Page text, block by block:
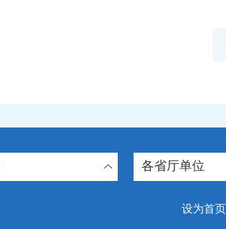
各省厅单位
设为首页